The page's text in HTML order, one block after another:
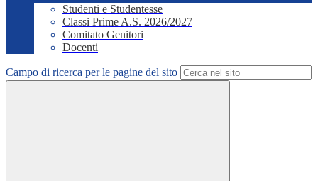
Studenti e Studentesse
Classi Prime A.S. 2026/2027
Comitato Genitori
Docenti
Campo di ricerca per le pagine del sito